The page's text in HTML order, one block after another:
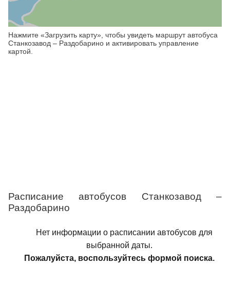
Нажмите «Загрузить карту», чтобы увидеть маршрут автобуса
Станкозавод – Раздобарино и активировать управление
картой.
Расписание автобусов Станкозавод –
Раздобарино
Нет информации о расписании автобусов для
выбранной даты.
Пожалуйста, воспользуйтесь формой поиска.